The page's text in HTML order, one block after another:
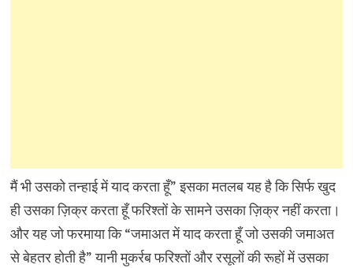
मैं भी उसको तन्हाई में याद करता हूँ” इसका मतलब यह है कि सिर्फ खुद
ही उसका ज़िक्र करता हूँ फरिश्तों के सामने उसका ज़िक्र नहीं करता।
और यह जो फरमाया कि “जमाअत में याद करता हूँ जो उसकी जमाअत
से बेहतर होती है” यानी मुकर्रब फरिश्तों और रसूलों की रूहों में उसका